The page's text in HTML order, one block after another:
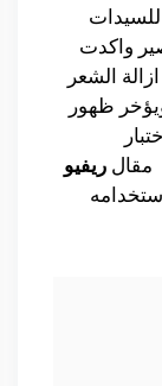
واكدت
الشعر
ظهور
مقال ريفيو